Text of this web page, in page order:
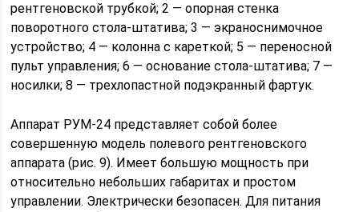
рентгеновской трубкой; 2 — опорная стенка
поворотного стола-штатива; 3 — экраноснимочное
устройство; 4 — колонна с кареткой; 5 — переносной
пульт управления; 6 — основание стола-штатива; 7 —
носилки; 8 — трехлопастной подэкранный фартук.
Аппарат РУМ-24 представляет собой более
совершенную модель полевого рентгеновского
аппарата (рис. 9). Имеет большую мощность при
относительно небольших габаритах и простом
управлении. Электрически безопасен. Для питания